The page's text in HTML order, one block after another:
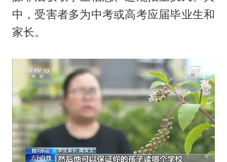
中，受害者多为中考或高考应届毕业生和
家长。